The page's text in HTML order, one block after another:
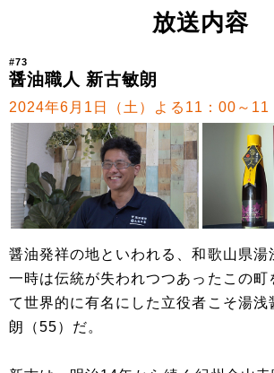
放送内容
#73
醤油職人 新古敏朗
2024年6月1日（土）よる11：00～11
醤油発祥の地といわれる、和歌山県湯
一時は伝統が失われつつあったこの町
て世界的に有名にした立役者こそ湯浅
朗（55）だ。